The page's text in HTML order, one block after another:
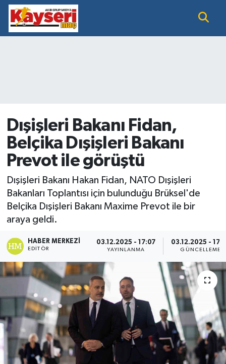
Dışişleri Bakanı Fidan,
Belçika Dışişleri Bakanı
Prevot ile görüştü
Dışişleri Bakanı Hakan Fidan, NATO Dışişleri
Bakanları Toplantısı için bulunduğu Brüksel'de
Belçika Dışişleri Bakanı Maxime Prevot ile bir
araya geldi.
HABER MERKEZI
EDITÖR
03.12.2025 - 17:07
YAYINLANMA
03.12.2025 -
GÜNCELLEME
EĞİTİM
SİYASET GÜNDEMİ
SPOR BÜLTENİ
SÜPER LİG
Nöbetçi Eczaneler
Süper Lig Puan Durumu ve Fikstür
Tüm Manşetler
Son Dakika Haberleri
Haber Arşivi